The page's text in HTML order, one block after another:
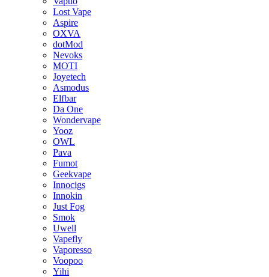
Lost Vape
Aspire
OXVA
dotMod
Nevoks
MOTI
Joyetech
Asmodus
Elfbar
Da One
Wondervape
Yooz
OWL
Pava
Fumot
Geekvape
Innocigs
Innokin
Just Fog
Smok
Uwell
Vapefly
Vaporesso
Voopoo
Yihi